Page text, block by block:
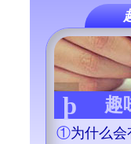
þ 趣
①为什么会